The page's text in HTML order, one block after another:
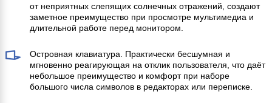
от неприятных слепящих солнечных отражений, создают
заметное преимущество при просмотре мультимедиа и
длительной работе перед монитором.
Островная клавиатура. Практически бесшумная и
мгновенно реагирующая на отклик пользователя, что даёт
небольшое преимущество и комфорт при наборе
большого числа символов в редакторах или переписке.